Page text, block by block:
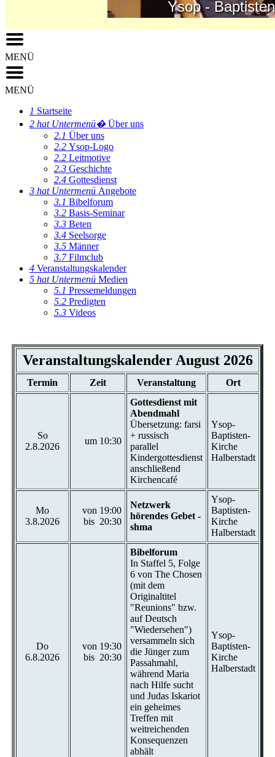
Ysop - Baptisten -
MENÜ
MENÜ
1 Startseite
2 hat Untermenü� Über uns
2.1 Über uns
2.2 Ysop-Logo
2.2 Leitmotive
2.3 Geschichte
2.4 Gottesdienst
3 hat Untermenü Angebote
3.1 Bibelforum
3.2 Basis-Seminar
3.3 Beten
3.4 Seelsorge
3.5 Männer
3.7Filmclub
4 Veranstaltungskalender
5 hat Untermenü Medien
5.1 Pressemeldungen
5.2 Predigten
5.3 Videos
Veranstaltungskalender August 2026
Termin Zeit Veranstaltung Ort
So
2.8.2026
um 10:30
Gottesdienst mit
Abendmahl
Übersetzung: farsi
+ russisch
parallel
Kindergottesdienst
anschließend
Kirchencafé
Ysop-
Baptisten-
Kirche
Halberstadt
Mo
3.8.2026
von 19:00
bis 20:30
Netzwerk
hörendes Gebet -
shma
Ysop-
Baptisten-
Kirche
Halberstadt
Do
6.8.2026
von 19:30
bis 20:30
Bibelforum
In Staffel 5, Folge
6 von The Chosen
(mit dem
Originaltitel
"Reunions" bzw.
auf Deutsch
"Wiedersehen")
versammeln sich
die Jünger zum
Passahmahl,
während Maria
nach Hilfe sucht
und Judas Iskariot
ein geheimes
Treffen mit
weitreichenden
Konsequenzen
abhält
Ysop-
Baptisten-
Kirche
Halberstadt